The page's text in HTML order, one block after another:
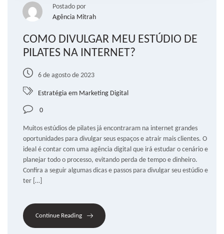
Postado por
Agência Mitrah
COMO DIVULGAR MEU ESTÚDIO DE
PILATES NA INTERNET?
6 de agosto de 2023
Estratégia em Marketing Digital
0
Muitos estúdios de pilates já encontraram na internet grandes
oportunidades para divulgar seus espaços e atrair mais clientes. O
ideal é contar com uma agência digital que irá estudar o cenário e
planejar todo o processo, evitando perda de tempo e dinheiro.
Confira a seguir algumas dicas e passos para divulgar seu estúdio e
ter […]
Continue Reading